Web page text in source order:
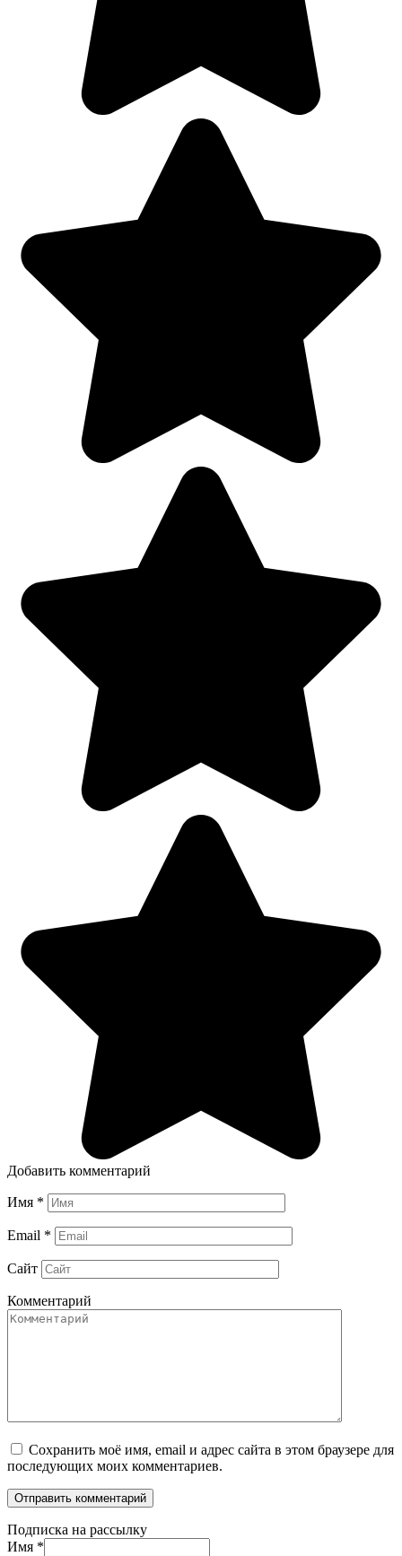
Добавить комментарий
Имя *
Email *
Сайт
Комментарий
Сохранить моё имя, email и адрес сайта в этом браузере для
последующих моих комментариев.
Подписка на рассылку
Имя *